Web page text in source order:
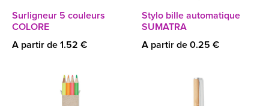
Surligneur 5 couleurs
COLORE
A partir de 1.52 €
Stylo bille automatique
SUMATRA
A partir de 0.25 €